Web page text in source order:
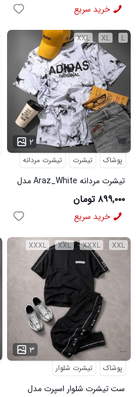
خرید سریع
L
XL
XXL
۲
پوشاک تیشرت تیشرت مردانه
تیشرت مردانه Araz_White مدل
3992
۸۹۹,۰۰۰ تومان
خرید سریع
XXL
XXXL
XXL
XXXL
۳ ...
پوشاک تیشرت شلوار
ست تیشرت شلوار اسپرت مدل